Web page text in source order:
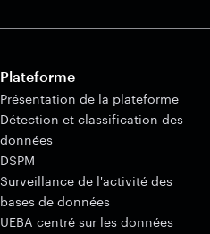
Plateforme
Présentation de la plateforme
Détection et classification des
données
DSPM
Surveillance de l'activité des
bases de données
UEBA centré sur les données